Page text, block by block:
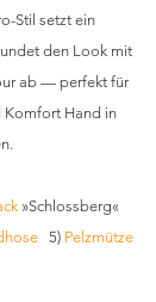
Stil setzt ein
den Look mit
ab — perfekt für
Komfort Hand in
»Schlossberg«
   5)
Pelzmütze